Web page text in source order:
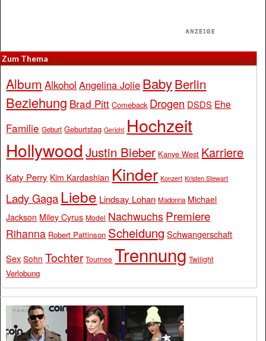
Zum Thema
Album Alkohol Angelina Jolie BabyBerlin
Beziehung Brad Pitt Comeback Drogen DSDS Ehe
Familie Geburt Geburtstag Gericht Hochzeit
Hollywood Justin Bieber Kanye West Karriere
Katy Perry Kim Kardashian Kinder Konzert Kristen Stewart
Lady Gaga Liebe Lindsay Lohan Madonna Michael
Jackson Miley Cyrus Model Nachwuchs Premiere
Rihanna Robert Pattinson Scheidung Schwangerschaft
Sex Sohn Tochter Tournee Trennung Twilight
Verlobung